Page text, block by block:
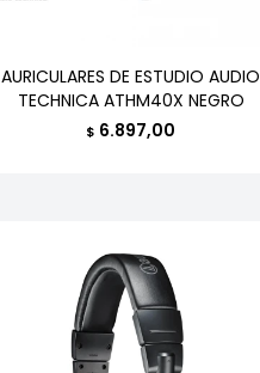
AURICULARES DE ESTUDIO AUDIO
TECHNICA ATHM40X NEGRO
$ 6.897,00